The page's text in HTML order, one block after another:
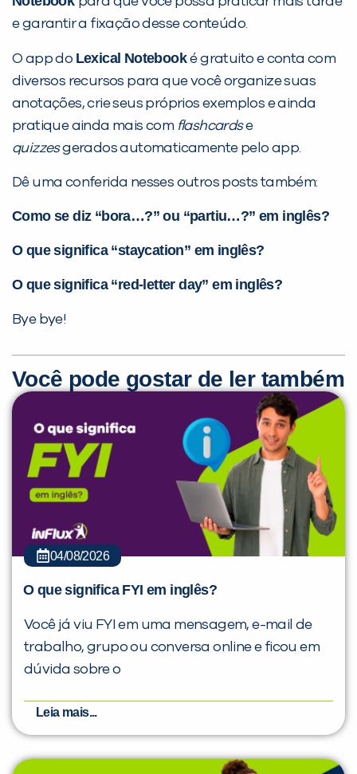
e garantir a fixação desse conteúdo.
O app do Lexical Notebooké gratuito e conta com
diversos recursos para que você organize suas
anotações, crie seus próprios exemplos e ainda
pratique ainda mais com flashcardse
quizzesgerados automaticamente pelo app.
Dê uma conferida nesses outros posts também:
Como se diz “bora…?” ou “partiu…?” em inglês?
O que significa “staycation” em inglês?
O que significa “red-letter day” em inglês?
Bye bye!
Você pode gostar de ler também
04/08/2026
O que significa FYI em inglês?
Você já viu FYI em uma mensagem, e-mail de
trabalho, grupo ou conversa online e ficou em
dúvida sobre o
Leia mais...